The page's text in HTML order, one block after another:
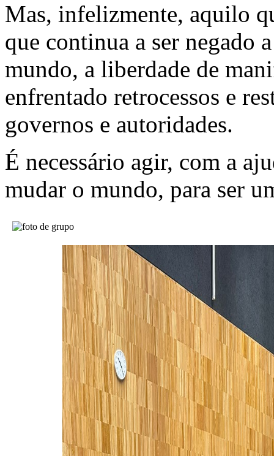
Mas, infelizmente, aquilo
que continua a ser negado
mundo, a liberdade de
enfrentado retrocessos e
governos e autoridades.
É necessário agir, com a
mudar o mundo, para ser